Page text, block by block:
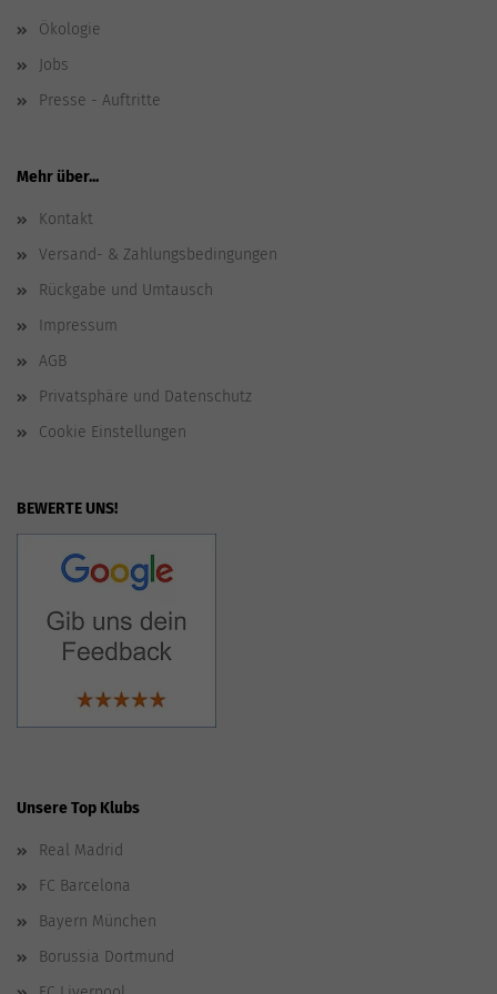
Ökologie
Jobs
Presse - Auftritte
Mehr über...
Kontakt
Versand- & Zahlungsbedingungen
Rückgabe und Umtausch
Impressum
AGB
Privatsphäre und Datenschutz
Cookie Einstellungen
BEWERTE UNS!
Unsere Top Klubs
Real Madrid
FC Barcelona
Bayern München
Borussia Dortmund